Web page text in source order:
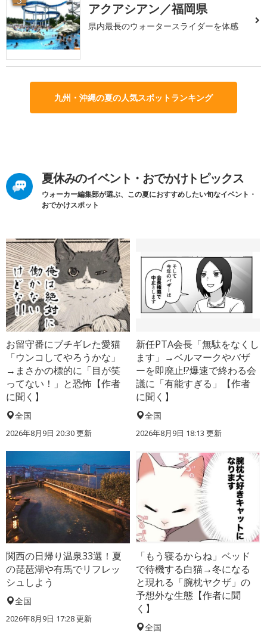
アクアシアン／福岡県
県内最長のウォータースライダーを体感
九州・沖縄の夏の人気スポットランキング
夏休みのイベント・おでかけトピックス
ウォーカー編集部が選ぶ、この夏におすすめしたい旬なイベント・
おでかけスポット
お留守番にブチギレた愛猫
「ウンコしてやろうかな」
→まさかの標的に「目が笑
ってない！」と恐怖【作者
に聞く】
全国
2026年8月9日 20:30更新
新任PTA会長「無駄をなくし
ます」→ベルマークやバザ
ーを即廃止!?爆速で終わる会
議に「有能すぎる」【作者
に聞く】
全国
2026年8月9日 18:13 更新
関西の日帰り温泉33選！夏
の琵琶湖や有馬でリフレッ
シュしよう
全国
2026年8月9日 17:28更新
「もう寝るからね」ベッド
で待機する白猫→冬になる
と現れる「腕枕ヤクザ」の
予想外な生態【作者に聞
く】
全国